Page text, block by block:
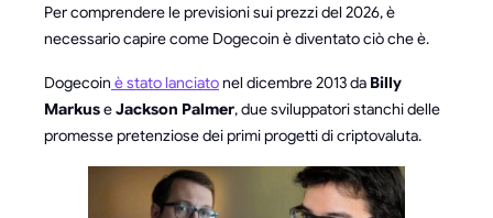
Per comprendere le previsioni sui prezzi del 2026, è
necessario capire come Dogecoin è diventato ciò che è.
Dogecoin è stato lanciatonel dicembre 2013 da Billy
MarkuseJackson Palmer, due sviluppatori stanchi delle
promesse pretenziose dei primi progetti di criptovaluta.